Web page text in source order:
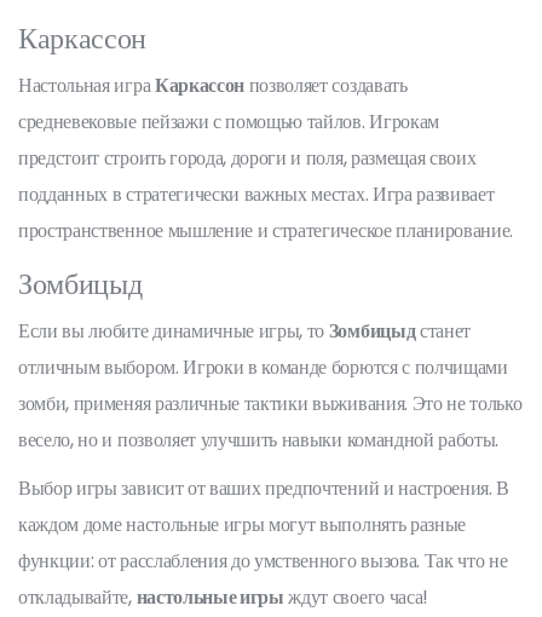
Каркассон
Настольная играКаркассонпозволяет создавать
средневековые пейзажи с помощью тайлов. Игрокам
предстоит строить города, дороги и поля, размещая своих
подданных в стратегически важных местах. Игра развивает
пространственное мышление и стратегическое планирование.
Зомбицыд
Если вы любите динамичные игры, тоЗомбицыдстанет
отличным выбором. Игроки в команде борются с полчищами
зомби, применяя различные тактики выживания. Это не только
весело, но и позволяет улучшить навыки командной работы.
Выбор игры зависит от ваших предпочтений и настроения. В
каждом доме настольные игры могут выполнять разные
функции: от расслабления до умственного вызова. Так что не
откладывайте,настольные игрыждут своего часа!